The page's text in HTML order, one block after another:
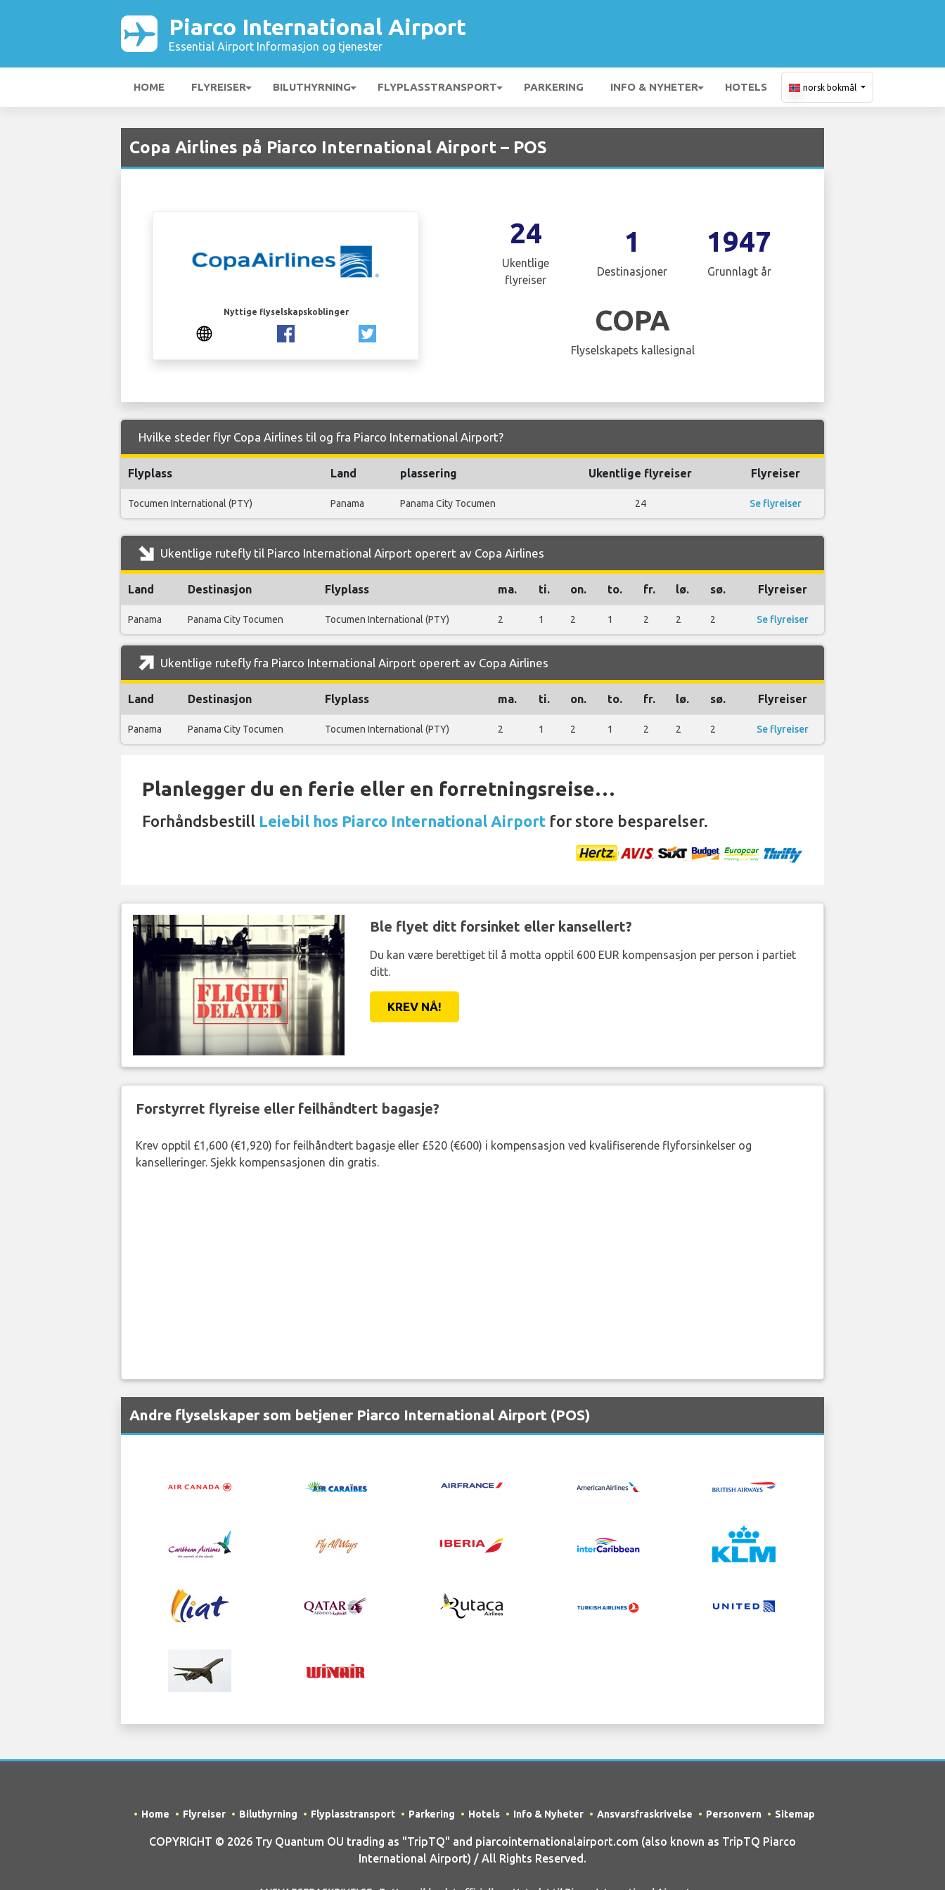
Piarco International Airport
Essential Airport Informasjon og tjenester
HOME FLYREISER BILUTHYRNING FLYPLASSTRANSPORT PARKERING INFO & NYHETER HOTELS norsk bokmål
Copa Airlines på Piarco International Airport – POS
Nyttige flyselskapskoblinger
24
Ukentlige
flyreiser
1
Destinasjoner
1947
Grunnlagt år
COPA
Flyselskapets kallesignal
Hvilke steder flyr Copa Airlines til og fra Piarco International Airport?
Flyplass Land plassering Ukentlige flyreiser Flyreiser
Tocumen International (PTY) Panama Panama City Tocumen 24 Se flyreiser
Ukentlige rutefly til Piarco International Airport operert av Copa Airlines
Land Destinasjon Flyplass ma. ti. on. to. fr. lø. sø. Flyreiser
Panama Panama City Tocumen Tocumen International (PTY) 2 1 2 1 2 2 2 Se flyreiser
Ukentlige rutefly fra Piarco International Airport operert av Copa Airlines
Land Destinasjon Flyplass ma. ti. on. to. fr. lø. sø. Flyreiser
Panama Panama City Tocumen Tocumen International (PTY) 2 1 2 1 2 2 2 Se flyreiser
Planlegger du en ferie eller en forretningsreise…
Forhåndsbestill Leiebil hos Piarco International Airport for store besparelser.
Ble flyet ditt forsinket eller kansellert?
Du kan være berettiget til å motta opptil 600 EUR kompensasjon per person i partiet
ditt.
KREV NÅ!
Forstyrret flyreise eller feilhåndtert bagasje?
Krev opptil £1,600 (€1,920) for feilhåndtert bagasje eller £520 (€600) i kompensasjon ved kvalifiserende flyforsinkelser og
kanselleringer. Sjekk kompensasjonen din gratis.
Andre flyselskaper som betjener Piarco International Airport (POS)
Home Flyreiser Biluthyrning Flyplasstransport Parkering Hotels Info & Nyheter Ansvarsfraskrivelse Personvern Sitemap
COPYRIGHT © 2026 Try Quantum OU trading as "TripTQ" and piarcointernationalairport.com (also known as TripTQ Piarco
International Airport) / All Rights Reserved.